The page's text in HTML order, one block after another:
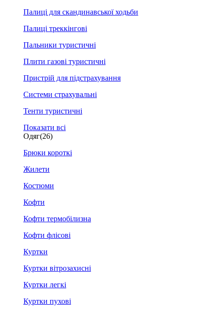
Палиці для скандинавської ходьби
Палиці треккінгові
Пальники туристичні
Плити газові туристичні
Пристрій для підстрахування
Системи страхувальні
Тенти туристичні
Показати всі
Одяг(26)
Брюки короткі
Жилети
Костюми
Кофти
Кофти термобілизна
Кофти флісові
Куртки
Куртки вітрозахисні
Куртки легкі
Куртки пухові